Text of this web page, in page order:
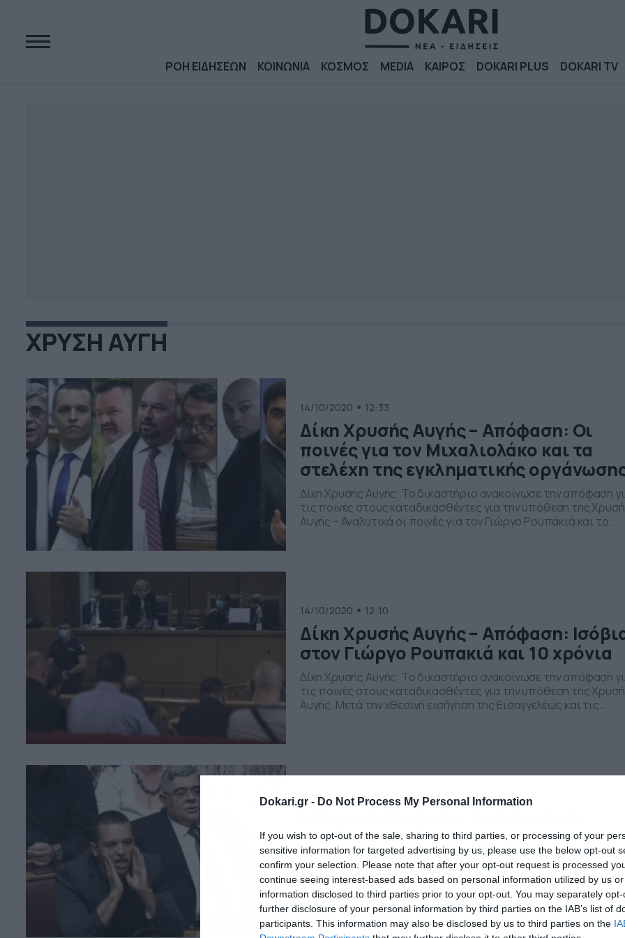
Dokari.gr - Do Not Process My Personal Information
If you wish to opt-out of the sale, sharing to third parties, or processing of your
sensitive information for targeted advertising by us, please use the below opt-out
confirm your selection. Please note that after your opt-out request is processed
continue seeing interest-based ads based on personal information utilized by us
information disclosed to third parties prior to your opt-out. You may separately
further disclosure of your personal information by third parties on the IAB’s list of
participants. This information may also be disclosed by us to third parties on the
ΡΟΗ ΕΙΔΗΣΕΩΝ ΚΟΙΝΩΝΙΑ ΚΟΣΜΟΣ MEDIA ΚΑΙΡΟΣ DOKARI PLUS DOKARI TV
ΧΡΥΣΗ ΑΥΓΗ
14/10/2020 12:33
Δίκη Χρυσής Αυγής – Απόφαση: Οι
ποινές για τον Μιχαλιολάκο και τα
στελέχη της εγκληματικής
Δίκη Χρυσής Αυγής: Το δικαστήριο ανακοίνωσε την απόφαση
τις ποινές στους καταδικασθέντες για την υπόθεση της
Αυγής – Αναλυτικά οι ποινές για τον Γιώργο Ρουπακιά και το
14/10/2020 12:10
Δίκη Χρυσής Αυγής – Απόφαση:
στον Γιώργο Ρουπακιά και 10 χρόνια
Δίκη Χρυσής Αυγής: Το δικαστήριο ανακοίνωσε την απόφαση
τις ποινές στους καταδικασθέντες για την υπόθεση της
Αυγής. Μετά την χθεσινή εισήγηση της Εισαγγελέως και τις
07/10/2020
οργάνωση η Χρυσή Αυγή – Ένοχοι
Μιχαλολιάκος, Κασιδιάρης και άλλοι
Ένοχοι για διεύθυνση και ένταξη σε εγκληματική οργάνωση
κρίθηκαν πολιτικά στελέχη της Χρυσής Αυγής. Συγκεκριμένα τα
πολιτικά στελέχη της Χρυσής Αυγής, κρίθηκαν όλα ένοχα για
ένταξη σε εγκληματική οργάνωση. Μιχαλολιάκος, Κασιδιάρης,